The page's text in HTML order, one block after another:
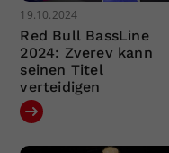
19.10.2024
Red Bull BassLine
2024: Zverev kann
seinen Titel
verteidigen